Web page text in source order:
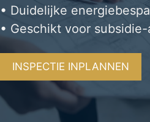
• Duidelijke
• Geschikt voor
INSPECTIE INPLANNEN